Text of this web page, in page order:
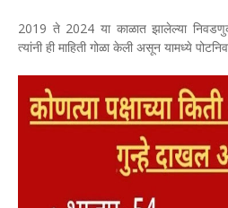
2019 ते 2024 या काळात झालेल्या
त्यांनी ही माहिती गोळा केली असून यामध्ये